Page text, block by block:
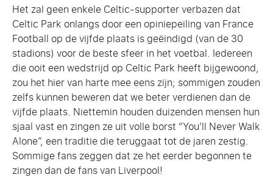
Het zal geen enkele Celtic-supporter verbazen dat
Celtic Park onlangs door een opiniepeiling van France
Football op de vijfde plaats is geëindigd (van de 30
stadions) voor de beste sfeer in het voetbal. Iedereen
die ooit een wedstrijd op Celtic Park heeft bijgewoond,
zou het hier van harte mee eens zijn; sommigen zouden
zelfs kunnen beweren dat we beter verdienen dan de
vijfde plaats. Niettemin houden duizenden mensen hun
sjaal vast en zingen ze uit volle borst “You’ll Never Walk
Alone”, een traditie die teruggaat tot de jaren zestig.
Sommige fans zeggen dat ze het eerder begonnen te
zingen dan de fans van Liverpool!